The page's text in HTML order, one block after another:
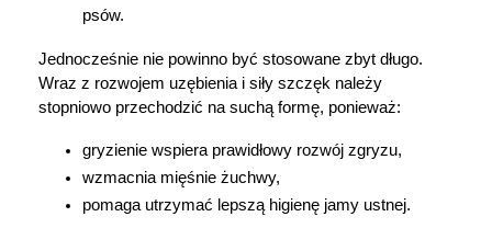
psów.
Jednocześnie nie powinno być stosowane zbyt długo.
Wraz z rozwojem uzębienia i siły szczęk należy
stopniowo przechodzić na suchą formę, ponieważ:
gryzienie wspiera prawidłowy rozwój zgryzu,
wzmacnia mięśnie żuchwy,
pomaga utrzymać lepszą higienę jamy ustnej.